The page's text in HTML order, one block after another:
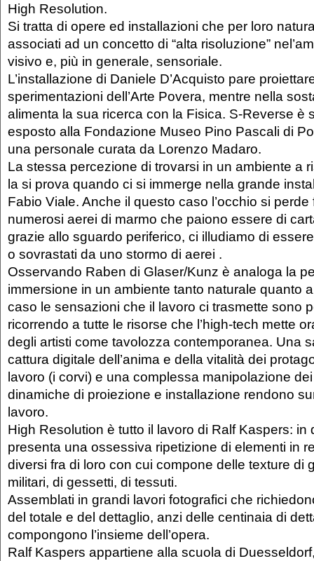
High Resolution.
Si tratta di opere ed installazioni che per loro
associati ad un concetto di “alta risoluzione”
visivo e, più in generale, sensoriale.
L’installazione di Daniele D’Acquisto pare
sperimentazioni dell’Arte Povera, mentre nella
alimenta la sua ricerca con la Fisica. S-Reverse è
esposto alla Fondazione Museo Pino Pascali di
una personale curata da Lorenzo Madaro.
La stessa percezione di trovarsi in un ambiente a
la si prova quando ci si immerge nella grande
Fabio Viale. Anche il questo caso l’occhio si perde
numerosi aerei di marmo che paiono essere di
grazie allo sguardo periferico, ci illudiamo di
o sovrastati da uno stormo di aerei .
Osservando Raben di Glaser/Kunz è analoga la
immersione in un ambiente tanto naturale quanto
caso le sensazioni che il lavoro ci trasmette sono
ricorrendo a tutte le risorse che l’high-tech mette
degli artisti come tavolozza contemporanea. Una
cattura digitale dell’anima e della vitalità dei
lavoro (i corvi) e una complessa manipolazione
dinamiche di proiezione e installazione rendono
lavoro.
High Resolution è tutto il lavoro di Ralf Kaspers: in
presenta una ossessiva ripetizione di elementi in
diversi fra di loro con cui compone delle texture di
militari, di gessetti, di tessuti.
Assemblati in grandi lavori fotografici che
del totale e del dettaglio, anzi delle centinaia di
compongono l’insieme dell’opera.
Ralf Kaspers appartiene alla scuola di